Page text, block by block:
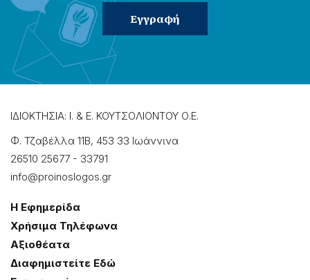
ΙΔΙΟΚΤΗΣΙΑ: Ι. & Ε. ΚΟΥΤΣΟΛΙΟΝΤΟΥ Ο.Ε.
Φ. Τζαβέλλα 11Β, 453 33 Ιωάννɩνα
26510 25677 - 33791
info@proinoslogos.gr
Η Εφημερίδα
Χρήσɩμα Τηλέφωνα
Αξɩοθέατα
Δɩαφημɩστείτε Εδώ